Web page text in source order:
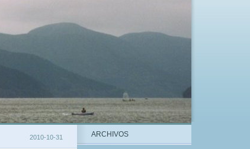
2010-10-31 ARCHIVOS